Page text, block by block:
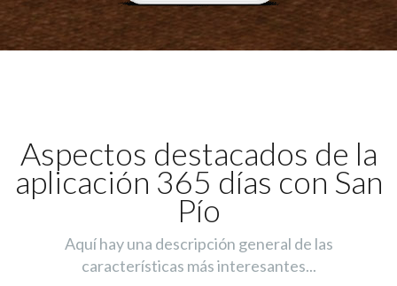
Aspectos destacados de la
aplicación 365 días con San
Pío
Aquí hay una descripción general de las
características más interesantes...